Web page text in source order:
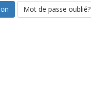
Mot de passe oublié?